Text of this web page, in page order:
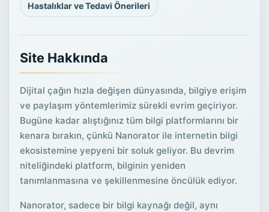
Hastalıklar ve Tedavi Önerileri
Site Hakkında
Dijital çağın hızla değişen dünyasında, bilgiye erişim
ve paylaşım yöntemlerimiz sürekli evrim geçiriyor.
Bugüne kadar alıştığınız tüm bilgi platformlarını bir
kenara bırakın, çünkü Nanorator ile internetin bilgi
ekosistemine yepyeni bir soluk geliyor. Bu devrim
niteliğindeki platform, bilginin yeniden
tanımlanmasına ve şekillenmesine öncülük ediyor.
Nanorator, sadece bir bilgi kaynağı değil, aynı